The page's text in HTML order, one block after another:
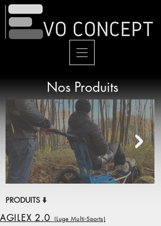
Nos Produits
PRODUITS ⬇️
AGILEX 2.0 (Luge Multi-Sports)